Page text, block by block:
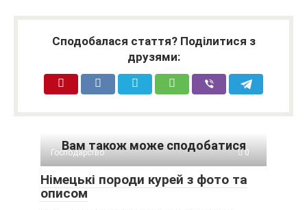
Сподобалася стаття? Поділитися з
друзями:
Вам також може сподобатися
Господарство 0
Німецькі породи курей з фото та
описом